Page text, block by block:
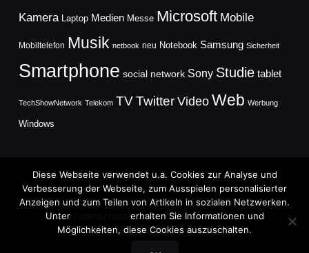
Kamera Laptop Medien Messe Microsoft Mobile
Mobiltelefon Musik netbook neu Notebook Samsung Sicherheit
Smartphone social network Sony Studie tablet
TechShowNetwork Telekom TVTwitter Video Web Werbung
Windows
Copyright © 2026
TechFieber Blog
Diese Webseite verwendet u.a. Cookies zur Analyse und
Verbesserung der Webseite, zum Ausspielen personalisierter
Anzeigen und zum Teilen von Artikeln in sozialen Netzwerken.
Unter
erhalten Sie Informationen und
Möglichkeiten, diese Cookies auszuschalten.